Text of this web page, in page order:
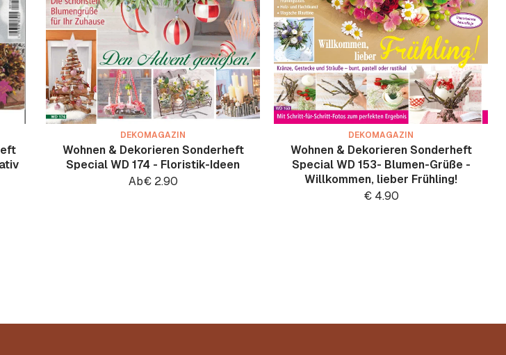
DEKOMAGAZIN
Wohnen & Dekorieren Sonderheft
Special WD 174 - Floristik-Ideen
Ab€2.90
DEKOMAGAZIN
Wohnen & Dekorieren Sonderheft
Special WD 153- Blumen-Grüße -
Willkommen, lieber Frühling!
€4.90